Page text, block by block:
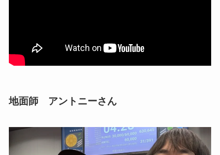
地面師 アントニーさん